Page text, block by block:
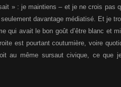
» : je maintiens – et je ne crois pas
davantage médiatisé. Et je
qui avait le bon goût d’être blanc et
est pourtant coutumière, voire
au même sursaut civique, ce que